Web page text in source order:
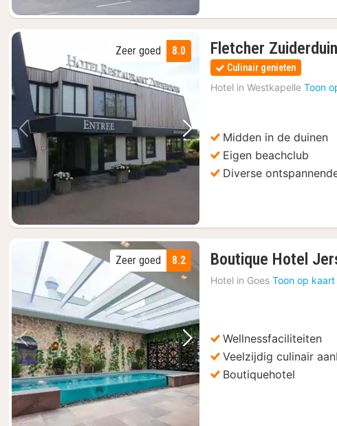
Vorige foto Volgende foto
8.0
Zeer goed Fletcher
Culinair genieten
Hotel in Westkapelle Toon
Midden in de duinen
Eigen beachclub
Diverse
Vorige foto Volgende foto
8.2
Zeer goed Boutique Hotel
Hotel in Goes Toon op kaart
Wellnessfaciliteiten
Veelzijdig culinair
Boutiquehotel